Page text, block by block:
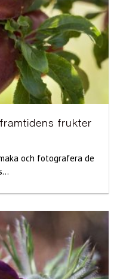
frukter
och fotografera de